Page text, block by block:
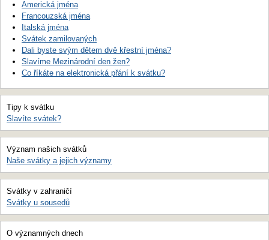
Americká jména
Francouzská jména
Italská jména
Svátek zamilovaných
Dali byste svým dětem dvě křestní jména?
Slavíme Mezinárodní den žen?
Co říkáte na elektronická přání k svátku?
Tipy k svátku
Slavíte svátek?
Význam našich svátků
Naše svátky a jejich významy
Svátky v zahraničí
Svátky u sousedů
O významných dnech